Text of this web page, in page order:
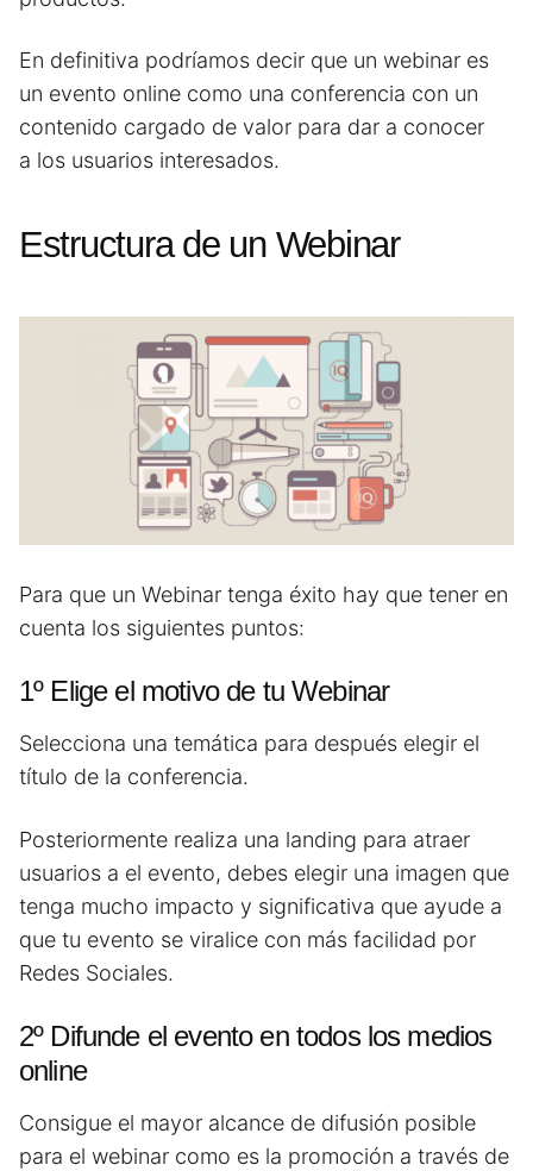
En definitiva podríamos decir que un webinar es
un evento online como una conferencia con un
contenido cargado de valor para dar a conocer
a los usuarios interesados.
Estructura de un Webinar
Para que un Webinar tenga éxito hay que tener en
cuenta los siguientes puntos:
1º Elige el motivo de tu Webinar
Selecciona una temática para después elegir el
título de la conferencia.
Posteriormente realiza una landing para atraer
usuarios a el evento, debes elegir una imagen que
tenga mucho impacto y significativa que ayude a
que tu evento se viralice con más facilidad por
Redes Sociales.
2º Difunde el evento en todos los medios
online
Consigue el mayor alcance de difusión posible
para el webinar como es la promoción a través de